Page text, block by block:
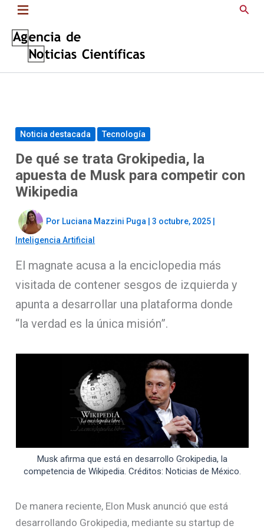
Saltar
contenido
Noticia destacada Tecnología
De qué se trata Grokipedia, la
apuesta de Musk para competir con
Wikipedia
Por Luciana Mazzini Puga |3 octubre, 2025
Inteligencia Artificial
El magnate acusa a la enciclopedia más
visitada de contener sesgos de izquierda y
apunta a desarrollar una plataforma donde
“la verdad es la única misión”.
Musk afirma que está en desarrollo Grokipedia, la
competencia de Wikipedia. Créditos: Noticias de México.
De manera reciente, Elon Musk anunció que está
desarrollando Grokipedia, mediante su startup de